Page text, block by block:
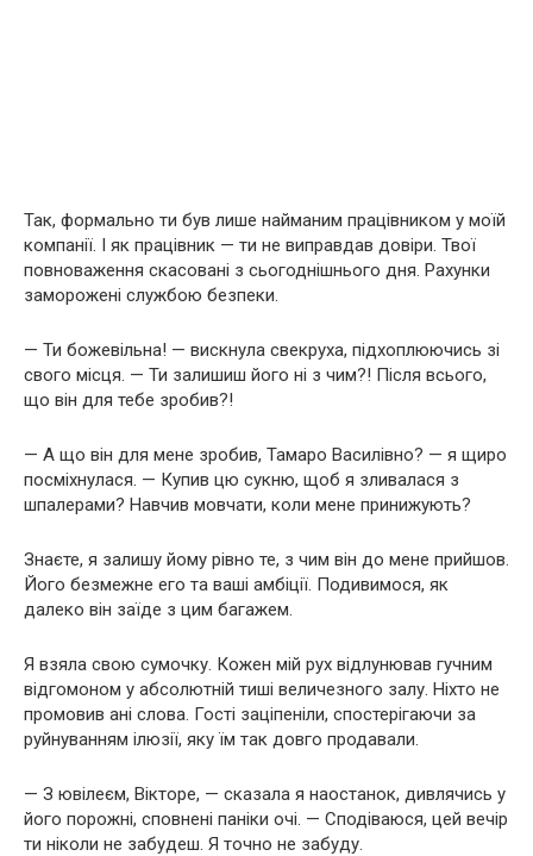
Так, формально ти був лише найманим працівником у моїй
компанії. І як працівник — ти не виправдав довіри. Твої
повноваження скасовані з сьогоднішнього дня. Рахунки
заморожені службою безпеки.
— Ти божевільна! — вискнула свекруха, підхоплюючись зі
свого місця. — Ти залишиш його ні з чим?! Після всього,
що він для тебе зробив?!
— А що він для мене зробив, Тамаро Василівно? — я щиро
посміхнулася. — Купив цю сукню, щоб я зливалася з
шпалерами? Навчив мовчати, коли мене принижують?
Знаєте, я залишу йому рівно те, з чим він до мене прийшов.
Його безмежне его та ваші амбіції. Подивимося, як
далеко він заїде з цим багажем.
Я взяла свою сумочку. Кожен мій рух відлунював гучним
відгомоном у абсолютній тиші величезного залу. Ніхто не
промовив ані слова. Гості заціпеніли, спостерігаючи за
руйнуванням ілюзії, яку їм так довго продавали.
— З ювілеєм, Вікторе, — сказала я наостанок, дивлячись у
його порожні, сповнені паніки очі. — Сподіваюся, цей вечір
ти ніколи не забудеш. Я точно не забуду.